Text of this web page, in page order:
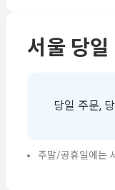
서울 당
당일 주문,
주말/공휴일에는